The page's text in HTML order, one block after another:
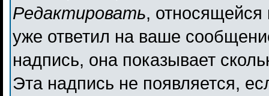
Редактировать,
уже ответил на ваше
надпись, она показывает
Эта надпись не появляется,